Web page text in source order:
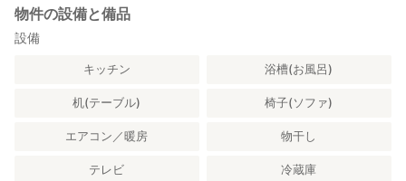
だけます。家族旅行・グループ旅行にも最適です。
■ キッチン完備
キッチンでは、地元で手に入れた新鮮な魚介や食材を調理してお
施設近くにはゆとりのある駐車スペースがあり、
キャンピングカーでの駐車も可能です。
物件の設備と備品
設備
キッチン 浴槽(お風呂)
机(テーブル) 椅子(ソファ)
エアコン／暖房 物干し
テレビ 冷蔵庫